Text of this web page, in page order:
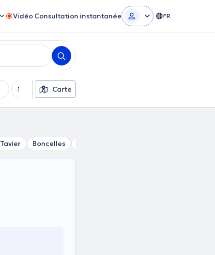
Vidéo Consultation instantanée FR
Moyens de paiement
Carte
Tavier Boncelles